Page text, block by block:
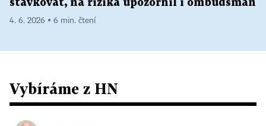
stávkovat, na rizika upozornil i ombudsman
4. 6. 2026 ▪ 6 min. čtení
Vybíráme z HN